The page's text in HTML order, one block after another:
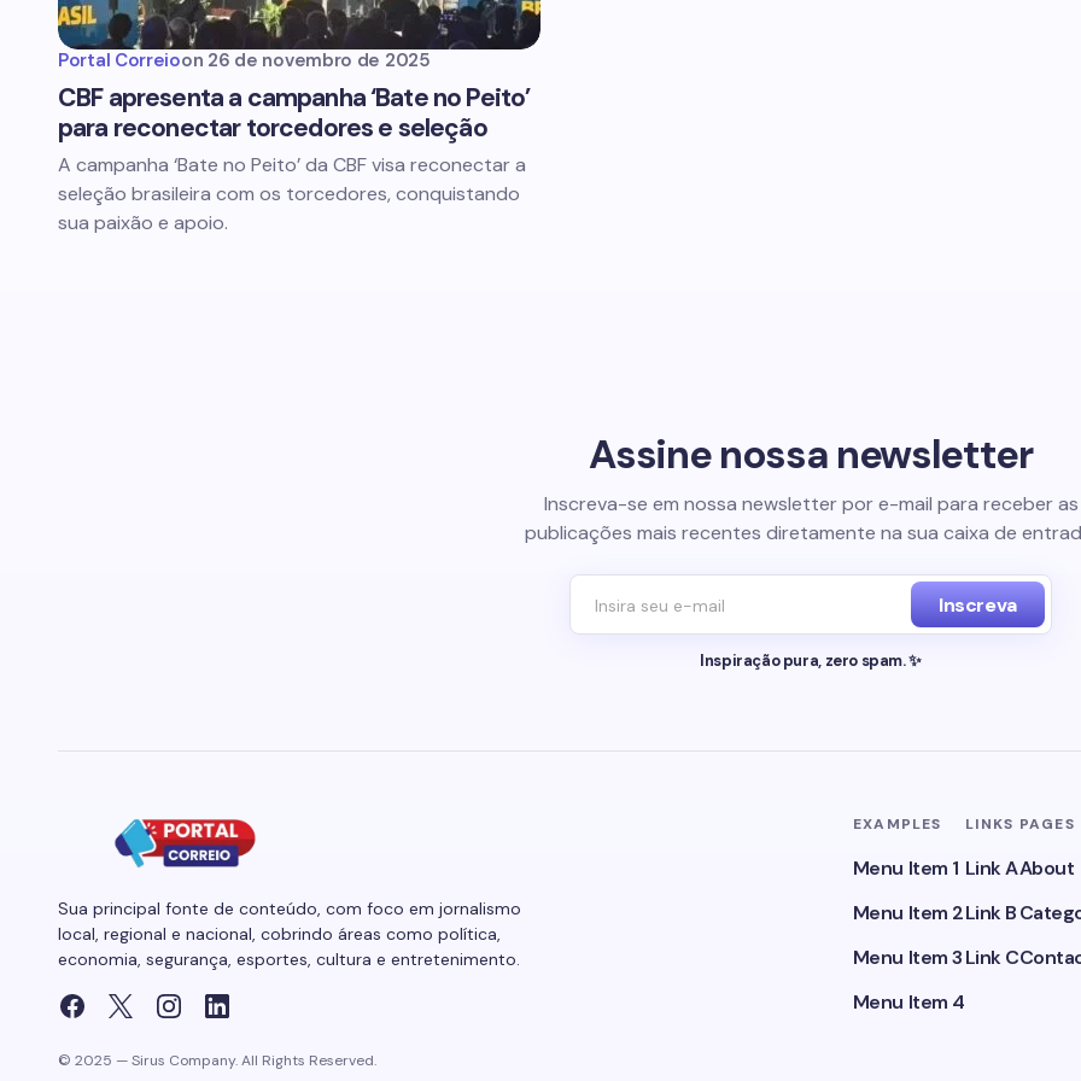
Portal Correioon 26 de novembro de 2025
CBF apresenta a campanha ‘Bate no Peito’
para reconectar torcedores e seleção
A campanha ‘Bate no Peito’ da CBF visa reconectar a
seleção brasileira com os torcedores, conquistando
sua paixão e apoio.
Assine nossa newsletter
Inscreva-se em nossa newsletter por e-mail para receber as
publicações mais recentes diretamente na sua caixa de
Inscreva
Inspiração pura, zero spam. ✨
Sua principal fonte de conteúdo, com foco em jornalismo
local, regional e nacional, cobrindo áreas como política,
economia, segurança, esportes, cultura e entretenimento.
EXAMPLES
Menu Item 1
Menu Item 2
Menu Item 3
Menu Item 4
LINKS
Link A
Link B
Link C
PAGES
About
© 2025 — Sirus Company. All Rights Reserved.